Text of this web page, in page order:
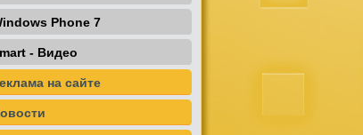
Phone 7
- Видео
на сайте